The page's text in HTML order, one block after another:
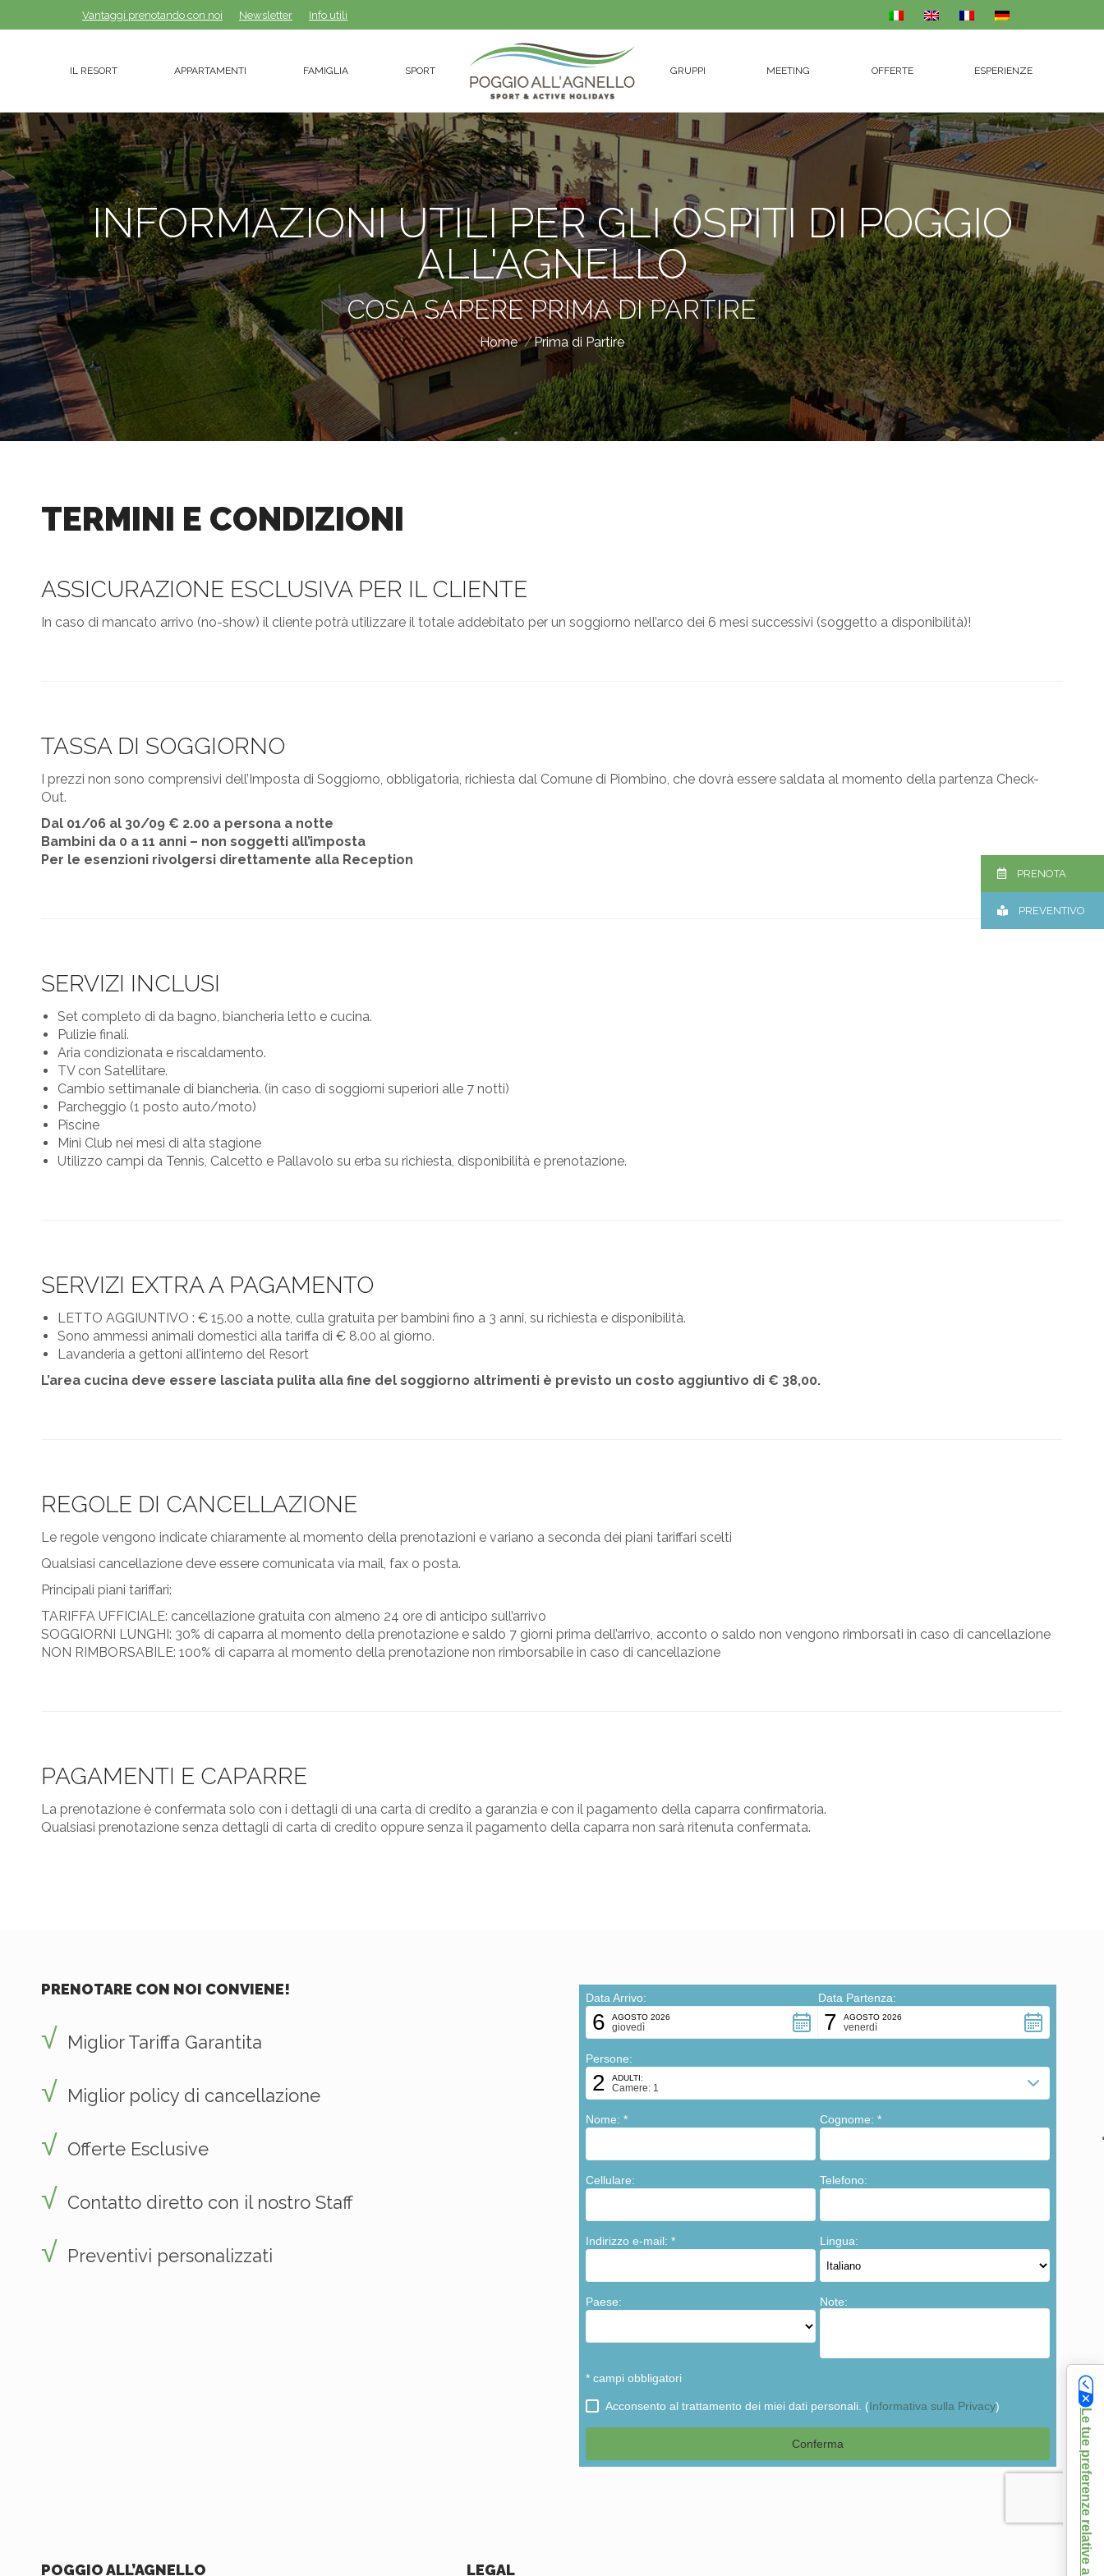
Vantaggi prenotando con noi Newsletter Info utili
IL RESORT APPARTAMENTI FAMIGLIA SPORT GRUPPI MEETING OFFERTE ESPERIENZE
INFORMAZIONI UTILI PER GLI OSPITI DI POGGIO
ALL'AGNELLO
COSA SAPERE PRIMA DI PARTIRE
You are here:
Home Prima di Partire
TERMINI E CONDIZIONI
ASSICURAZIONE ESCLUSIVA PER IL CLIENTE
In caso di mancato arrivo (no-show) il cliente potrà utilizzare il totale addebitato per un soggiorno nell’arco dei 6 mesi successivi (soggetto a disponibilità)!
TASSA DI SOGGIORNO
I prezzi non sono comprensivi dell’Imposta di Soggiorno, obbligatoria, richiesta dal Comune di Piombino, che dovrà essere saldata al momento della partenza Check-
Out.
Dal 01/06 al 30/09 € 2.00 a persona a notte
Bambini da 0 a 11 anni – non soggetti all’imposta
Per le esenzioni rivolgersi direttamente alla Reception
SERVIZI INCLUSI
Set completo di da bagno, biancheria letto e cucina.
Pulizie finali.
Aria condizionata e riscaldamento.
TV con Satellitare.
Cambio settimanale di biancheria. (in caso di soggiorni superiori alle 7 notti)
Parcheggio (1 posto auto/moto)
Piscine
Mini Club nei mesi di alta stagione
Utilizzo campi da Tennis, Calcetto e Pallavolo su erba su richiesta, disponibilità e prenotazione.
SERVIZI EXTRA A PAGAMENTO
LETTO AGGIUNTIVO : € 15.00 a notte, culla gratuita per bambini fino a 3 anni, su richiesta e disponibilità.
Sono ammessi animali domestici alla tariffa di € 8.00 al giorno.
Lavanderia a gettoni all’interno del Resort
L’area cucina deve essere lasciata pulita alla fine del soggiorno altrimenti è previsto un costo aggiuntivo di € 38,00.
REGOLE DI CANCELLAZIONE
Le regole vengono indicate chiaramente al momento della prenotazioni e variano a seconda dei piani tariffari scelti
Qualsiasi cancellazione deve essere comunicata via mail, fax o posta.
Principali piani tariffari:
TARIFFA UFFICIALE: cancellazione gratuita con almeno 24 ore di anticipo sull’arrivo
SOGGIORNI LUNGHI: 30% di caparra al momento della prenotazione e saldo 7 giorni prima dell’arrivo, acconto o saldo non vengono rimborsati in caso di cancellazione
NON RIMBORSABILE: 100% di caparra al momento della prenotazione non rimborsabile in caso di cancellazione
PAGAMENTI E CAPARRE
La prenotazione è confermata solo con i dettagli di una carta di credito a garanzia e con il pagamento della caparra confirmatoria.
Qualsiasi prenotazione senza dettagli di carta di credito oppure senza il pagamento della caparra non sarà ritenuta confermata.
PRENOTARE CON NOI CONVIENE!
Miglior Tariffa Garantita
Miglior policy di cancellazione
Offerte Esclusive
Contatto diretto con il nostro Staff
Preventivi personalizzati
POGGIO ALL’AGNELLO LEGAL
PRENOTA
PREVENTIVO
Vantaggi prenotando con noi Newsletter Info utili
Le tue preferenze relative alla privacy